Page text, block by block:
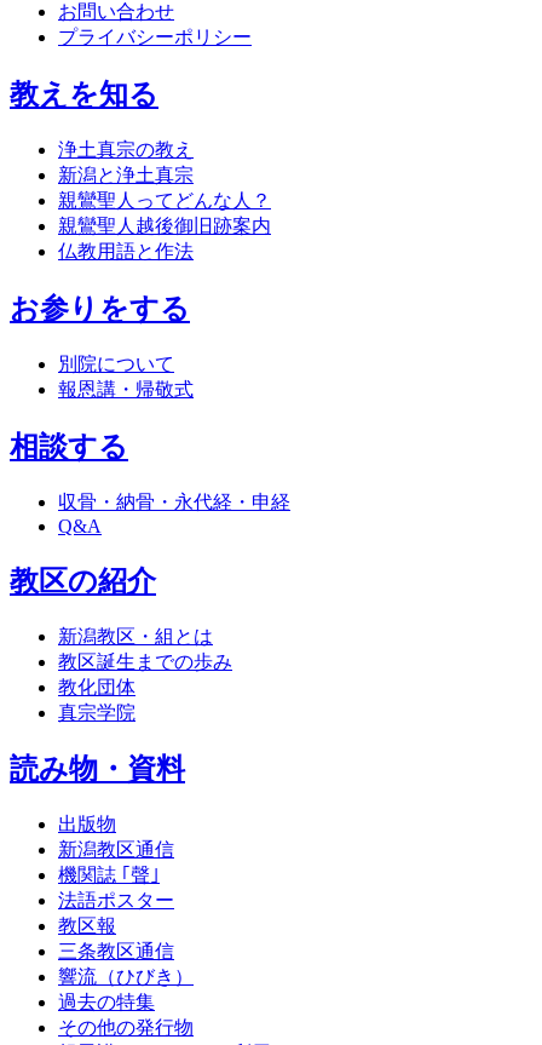
お問い合わせ
プライバシーポリシー
教えを知る
浄土真宗の教え
新潟と浄土真宗
親鸞聖人ってどんな人？
親鸞聖人越後御旧跡案内
仏教用語と作法
お参りをする
別院について
報恩講・帰敬式
相談する
収骨・納骨・永代経・申経
Q&A
教区の紹介
新潟教区・組とは
教区誕生までの歩み
教化団体
真宗学院
読み物・資料
出版物
新潟教区通信
機関誌 ｢聲｣
法語ポスター
教区報
三条教区通信
響流（ひびき）
過去の特集
その他の発行物